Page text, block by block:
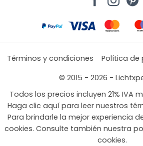
Términos y condiciones Política de
© 2015 - 2026 -
Todos los precios incluyen 21% IVA
Haga clic aquí para leer nuestros
Para brindarle la mejor experiencia
cookies. Consulte también nuestra
cookies.